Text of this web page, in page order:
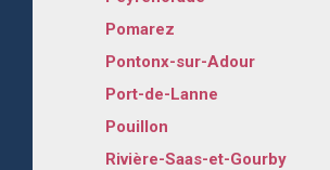
Pomarez
Pontonx-sur-Adour
Port-de-Lanne
Pouillon
Rivière-Saas-et-Gourby